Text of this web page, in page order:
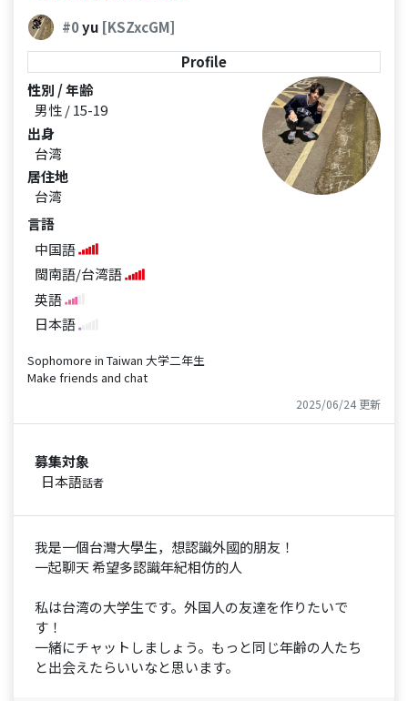
#0yu [KSZxcGM]
Profile
性別 / 年齢
男性 / 15-19
出身
台湾
居住地
台湾
言語
中国語
閩南語/台湾語
英語
日本語
Sophomore in Taiwan 大学二年生
Make friends and chat
2025/06/24 更新
募集対象
日本語話者
我是一個台灣大學生，想認識外國的朋友！
一起聊天 希望多認識年紀相仿的人
私は台湾の大学生です。外国人の友達を作りたいで
す！
一緒にチャットしましょう。もっと同じ年齢の人たち
と出会えたらいいなと思います。